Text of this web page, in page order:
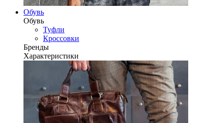
Обувь
Обувь
Туфли
Кроссовки
Бренды
Характеристики